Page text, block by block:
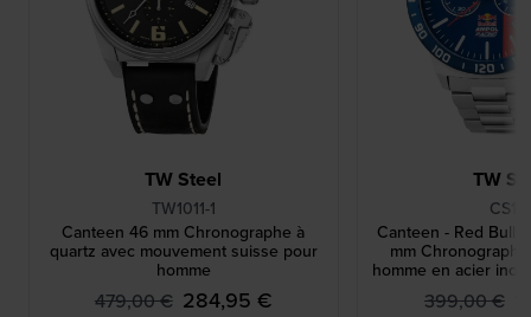
TW Steel
TW1011-1
Canteen 46 mm Chronographe à
quartz avec mouvement suisse pour
homme
479,00 € 284,95 €
TW
Canteen - Red Bull
mm
homme en acier
399,00 €